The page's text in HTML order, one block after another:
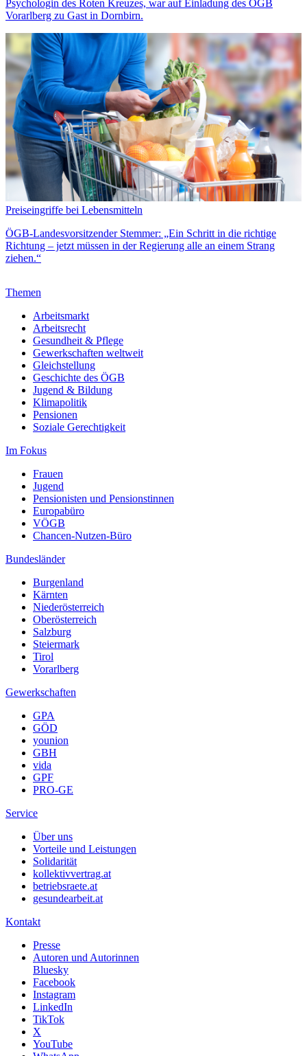
Psychologin des Roten Kreuzes, war auf Einladung des ÖGB
Vorarlberg zu Gast in Dornbirn.
Preiseingriffe bei Lebensmitteln
ÖGB-Landesvorsitzender Stemmer: „Ein Schritt in die richtige
Richtung – jetzt müssen in der Regierung alle an einem Strang
ziehen.“
Themen
Arbeitsmarkt
Arbeitsrecht
Gesundheit & Pflege
Gewerkschaften weltweit
Gleichstellung
Geschichte des ÖGB
Jugend & Bildung
Klimapolitik
Pensionen
Soziale Gerechtigkeit
Im Fokus
Frauen
Jugend
Pensionisten und Pensionstinnen
Europabüro
VÖGB
Chancen-Nutzen-Büro
Bundesländer
Burgenland
Kärnten
Niederösterreich
Oberösterreich
Salzburg
Steiermark
Tirol
Vorarlberg
Gewerkschaften
GPA
GÖD
younion
GBH
vida
GPF
PRO-GE
Service
Über uns
Vorteile und Leistungen
Solidarität
kollektivvertrag.at
betriebsraete.at
gesundearbeit.at
Kontakt
Presse
Autoren und Autorinnen
Bluesky
Facebook
Instagram
LinkedIn
TikTok
X
YouTube